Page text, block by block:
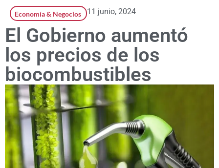
Economía & Negocios 11 junio, 2024
El Gobierno aumentó
los precios de los
biocombustibles